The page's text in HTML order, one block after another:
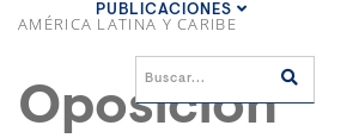
PUBLICACIONES
AMÉRICA LATINA Y CARIBE
Oposición